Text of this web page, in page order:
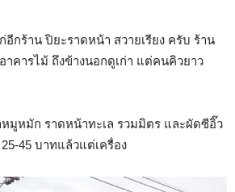
อีกร้าน ปิยะราดหน้า สวายเรียง ครับ ร้าน
าคารไม้ ถึงข้างนอกดูเก่า แต่คนคิวยาว
มูหมัก ราดหน้าทะเล รวมมิตร และผัดซีอิ๊ว
45 บาทแล้วแต่เครื่อง